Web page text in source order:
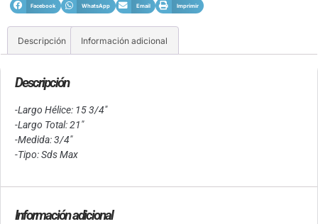
Facebook WhatsApp Email Imprimir
Descripción Información adicional
Descripción
-Largo Hélice: 15 3/4″
-Largo Total: 21″
-Medida: 3/4″
-Tipo: Sds Max
Información adicional